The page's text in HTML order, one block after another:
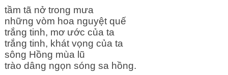
tầm tã nở trong mưa
những vòm hoa nguyệt quế
trắng tinh, mơ ước của ta
trắng tinh, khát vọng của ta
sông Hồng mùa lũ
trào dâng ngọn sóng sa hồng.